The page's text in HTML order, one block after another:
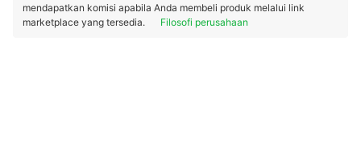
mendapatkan komisi apabila Anda membeli produk melalui link
marketplace yang tersedia.
Filosofi perusahaan